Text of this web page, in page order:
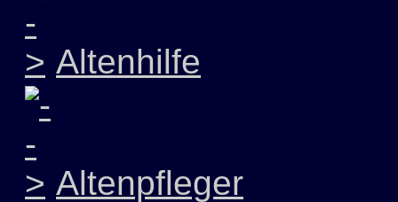
Altenhilfe
Altenpfleger